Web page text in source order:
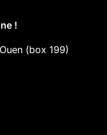
!
(box 199)